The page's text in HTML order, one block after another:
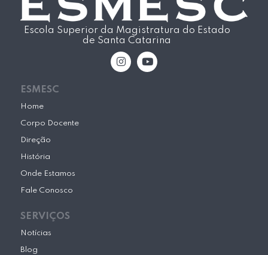
Escola Superior da Magistratura do Estado
de Santa Catarina
I
n
Y
o
ESMESC
Home
Corpo Docente
Direção
História
Onde Estamos
Fale Conosco
SERVIÇOS
Notícias
Blog